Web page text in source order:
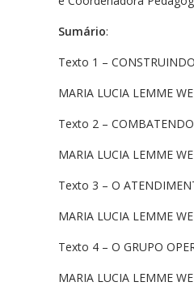
Sumário:
Texto 1 –
MARIA LUCIA LEMME
Texto 2 –
MARIA LUCIA LEMME
Texto 3 – O
MARIA LUCIA LEMME
Texto 4 – O GRUPO
MARIA LUCIA LEMME